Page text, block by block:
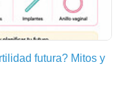
futura? Mitos y